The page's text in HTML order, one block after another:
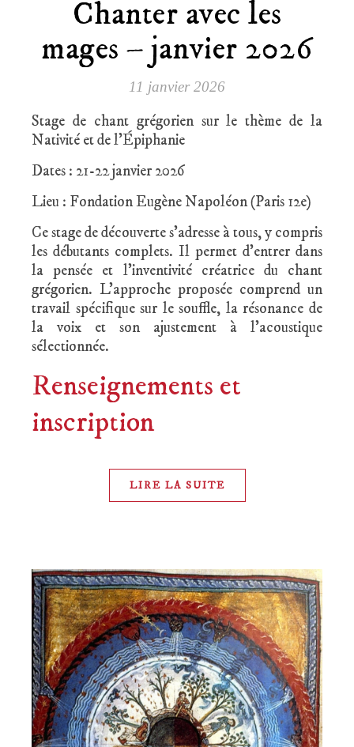
Chanter avec les
mages – janvier 2026
11 janvier 2026
Stage de chant grégorien sur le thème de la
Nativité et de l’Épiphanie
Dates : 21-22 janvier 2026
Lieu : Fondation Eugène Napoléon (Paris 12e)
Ce stage de découverte s’adresse à tous, y compris
les débutants complets. Il permet d’entrer dans
la pensée et l’inventivité créatrice du chant
grégorien. L’approche proposée comprend un
travail spécifique sur le souffle, la résonance de
la voix et son ajustement à l’acoustique
sélectionnée.
Renseignements et
inscription
LIRE LA SUITE